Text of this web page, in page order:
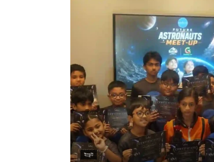
ইভেন্ট